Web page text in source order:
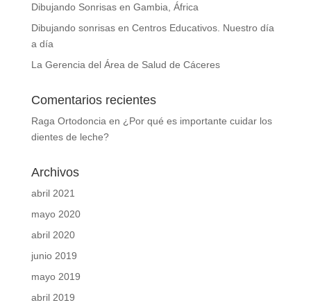
Dibujando Sonrisas en Gambia, África
Dibujando sonrisas en Centros Educativos. Nuestro día
a día
La Gerencia del Área de Salud de Cáceres
Comentarios recientes
Raga Ortodoncia en ¿Por qué es importante cuidar los
dientes de leche?
Archivos
abril 2021
mayo 2020
abril 2020
junio 2019
mayo 2019
abril 2019